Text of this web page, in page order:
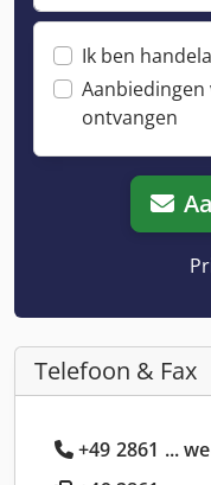
Ik ben
ontvangen
Telefoon & Fax
+49 2861 ...